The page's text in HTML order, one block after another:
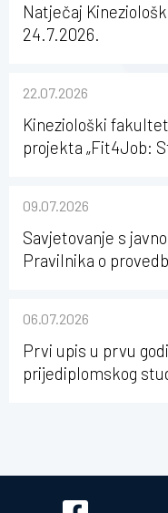
Natječaj
24.7.2026.
22.07.2026
Kineziološki
projekta „Fit4Job:
09.07.2026
Savjetovanje s
Pravilnika o
Osijeku
06.07.2026
Prvi upis u prvu
prijediplomskog